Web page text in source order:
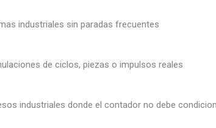
industriales sin paradas frecuentes
de ciclos, piezas o impulsos reales
industriales donde el contador no debe